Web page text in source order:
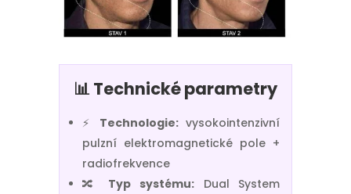
📊 Technické parametry
⚡ Technologie: vysokointenzivní
pulzní elektromagnetické pole +
radiofrekvence
🔀 Typ systému:Dual System